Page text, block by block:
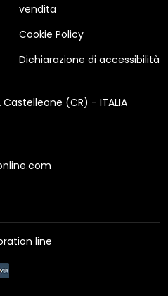
vendita
Cookie Policy
Dichiarazione di accessibilità
Castelleone (CR) - ITALIA
line